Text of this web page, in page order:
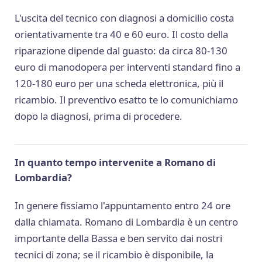
L'uscita del tecnico con diagnosi a domicilio costa
orientativamente tra 40 e 60 euro. Il costo della
riparazione dipende dal guasto: da circa 80-130
euro di manodopera per interventi standard fino a
120-180 euro per una scheda elettronica, più il
ricambio. Il preventivo esatto te lo comunichiamo
dopo la diagnosi, prima di procedere.
In quanto tempo intervenite a Romano di
Lombardia?
In genere fissiamo l'appuntamento entro 24 ore
dalla chiamata. Romano di Lombardia è un centro
importante della Bassa e ben servito dai nostri
tecnici di zona; se il ricambio è disponibile, la